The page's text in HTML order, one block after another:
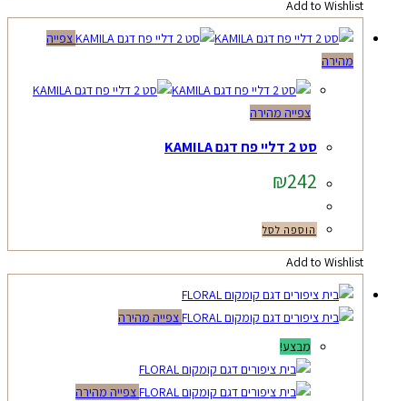
Add to Wishlist
צפייה
מהירה
צפייה מהירה
סט 2 דליי פח דגם KAMILA
₪242
הוספה לסל
Add to Wishlist
צפייה מהירה
מבצע!
צפייה מהירה